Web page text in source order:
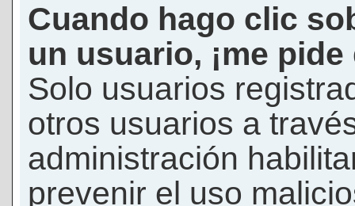
Cuando hago clic
un usuario, ¡me
Solo usuarios
otros usuarios a
administración
prevenir el uso